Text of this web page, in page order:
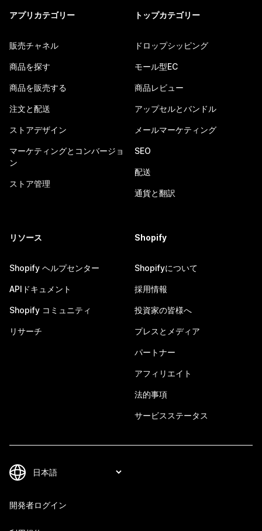
アプリカテゴリー
販売チャネル
商品を探す
商品を販売する
注文と配送
ストアデザイン
マーケティングとコンバージョ
ン
ストア管理
トップカテゴリー
ドロップシッピング
モール型EC
商品レビュー
アップセルとバンドル
メールマーケティング
SEO
配送
通貨と翻訳
リソース
Shopify ヘルプセンター
APIドキュメント
Shopify コミュニティ
リサーチ
Shopify
Shopifyについて
採用情報
投資家の皆様へ
プレスとメディア
パートナー
アフィリエイト
法的事項
サービスステータス
開発者ログイン